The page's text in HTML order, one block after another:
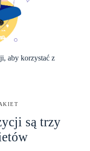
aby korzystać z
są trzy